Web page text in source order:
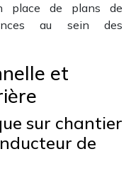
place de plans de
au sein des
et
sur chantier
de